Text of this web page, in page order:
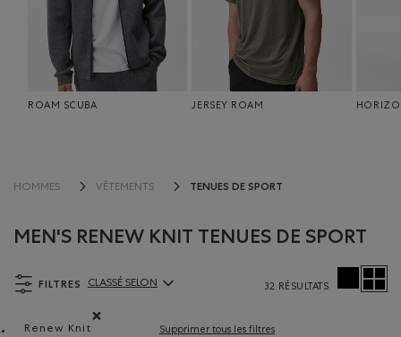
ROAM SCUBA JERSEY ROAM
HOMMES VÊTEMENTS TENUES DE SPORT
MEN'S RENEW KNIT TENUES DE SPORT
FILTRES
Renew Knit
Supprimer tous les filtres
ClassÃ© selon Articles:
CLASSÉ SELON 32 RÉSULTATS